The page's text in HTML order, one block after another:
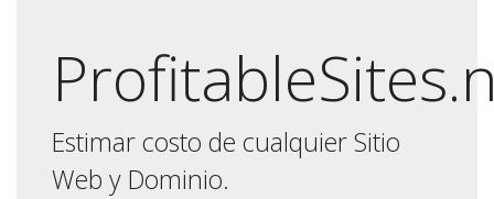
Estimar costo de cualquier Sitio
Web y Dominio.